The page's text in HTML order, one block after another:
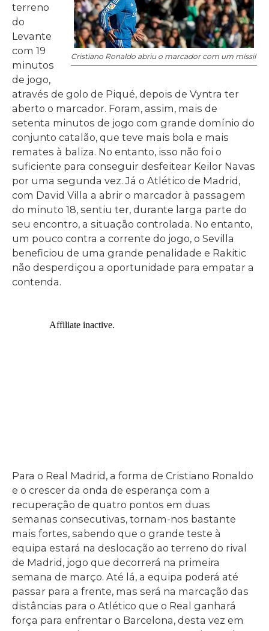
Cristiano Ronaldo abriu o marcador com um míssil
terreno
do
Levante
com 19
minutos
de jogo,
através de golo de Piqué, depois de Vyntra ter
aberto o marcador. Foram, assim, mais de
setenta minutos de jogo com grande domínio do
conjunto catalão, que teve mais bola e mais
remates à baliza. No entanto, isso não foi o
suficiente para conseguir desfeitear Keilor Navas
por uma segunda vez. Já o Atlético de Madrid,
com David Villa a abrir o marcador à passagem
do minuto 18, sentiu ter, durante larga parte do
seu encontro, a situação controlada. No entanto,
um pouco contra a corrente do jogo, o Sevilla
beneficiou de uma grande penalidade e Rakitic
não desperdiçou a oportunidade para empatar a
contenda.
Para o Real Madrid, a forma de Cristiano Ronaldo
e o crescer da onda de esperança com a
recuperação de quatro pontos em duas
semanas consecutivas, tornam-nos bastante
mais fortes, sabendo que o grande teste à
equipa estará na deslocação ao terreno do rival
de Madrid, jogo que decorrerá na primeira
semana de março. Até lá, a equipa poderá até
passar para a frente, mas será na marcação das
distâncias para o Atlético que o Real ganhará
força para enfrentar o Barcelona, desta vez em